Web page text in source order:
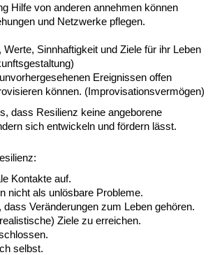
Hilfe von anderen annehmen können
und Netzwerke pflegen.
Werte, Sinnhaftigkeit und Ziele für ihr Leben
Ereignissen offen
können. (Improvisationsvermögen)
dass Resilienz keine angeborene
sich entwickeln und fördern lässt.
Kontakte auf.
nicht als unlösbare Probleme.
Veränderungen zum Leben gehören.
Ziele zu erreichen.
selbst.